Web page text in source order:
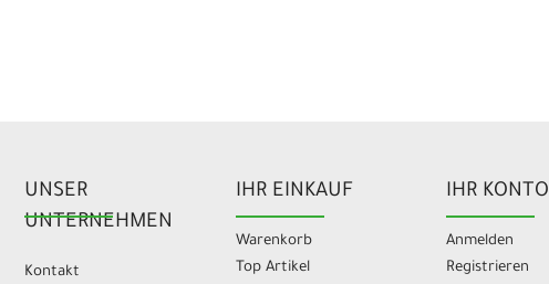
UNSER
UNTERNEHMEN
Kontakt
IHR EINKAUF
Warenkorb
Top Artikel
IHR KONTO
Anmelden
Registrieren